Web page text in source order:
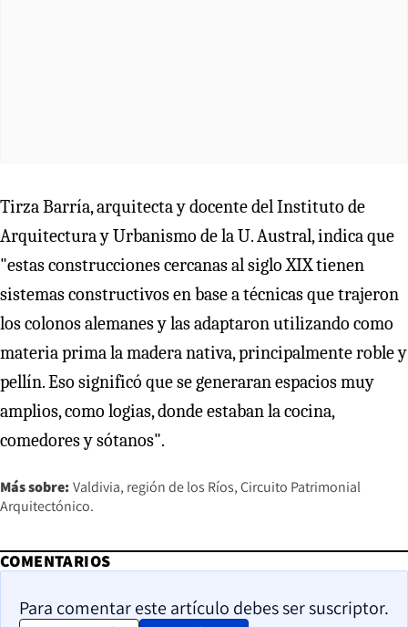
Tirza Barría, arquitecta y docente del Instituto de
Arquitectura y Urbanismo de la U. Austral, indica que
"estas construcciones cercanas al siglo XIX tienen
sistemas constructivos en base a técnicas que trajeron
los colonos alemanes y las adaptaron utilizando como
materia prima la madera nativa, principalmente roble y
pellín. Eso significó que se generaran espacios muy
amplios, como logias, donde estaban la cocina,
comedores y sótanos".
Más sobre: Valdivia región de los Ríos Circuito Patrimonial
Arquitectónico.
COMENTARIOS
Para comentar este artículo debes ser suscriptor.